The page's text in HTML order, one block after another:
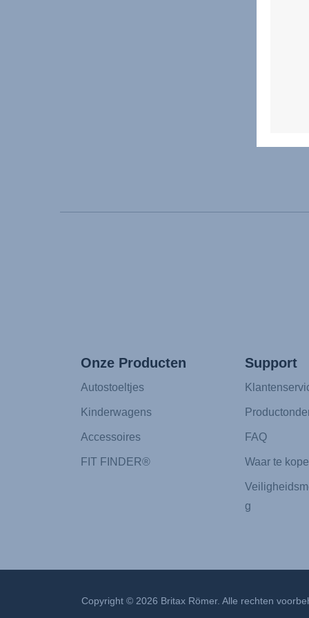
Onze Producten
Autostoeltjes
Kinderwagens
Accessoires
FIT FINDER®
Support
FAQ
Waar te
g
Copyright © 2026 Britax Römer. Alle rechten